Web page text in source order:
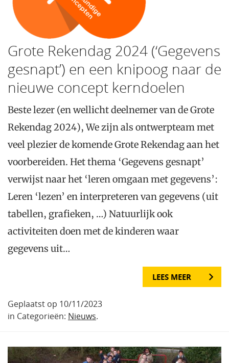
Grote Rekendag 2024 (‘Gegevens
gesnapt’) en een knipoog naar de
nieuwe concept kerndoelen
Beste lezer (en wellicht deelnemer van de Grote
Rekendag 2024), We zijn als ontwerpteam met
veel plezier de komende Grote Rekendag aan het
voorbereiden. Het thema ‘Gegevens gesnapt’
verwijst naar het ‘leren omgaan met gegevens’:
Leren ‘lezen’ en interpreteren van gegevens (uit
tabellen, grafieken, …) Natuurlijk ook
activiteiten doen met de kinderen waar
gegevens uit…
LEES MEER
Geplaatst op 10/11/2023
in Categorieën: Nieuws.